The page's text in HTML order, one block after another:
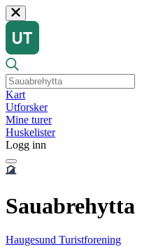
Kart
Utforsker
Mine turer
Huskelister
Logg inn
Sauabrehytta
Haugesund Turistforening